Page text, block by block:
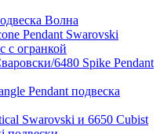
Волна
Pendant Swarovski
c огранкой
6480 Spike Pendant
Pendant подвеска
Swarovski и 6650 Cubist